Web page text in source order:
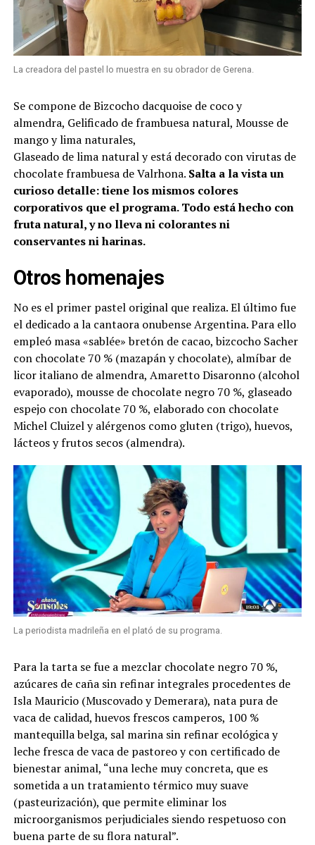
La creadora del pastel lo muestra en su obrador de Gerena.
Se compone de Bizcocho dacquoise de coco y
almendra, Gelificado de frambuesa natural, Mousse de
mango y lima naturales,
Glaseado de lima natural y está decorado con virutas de
chocolate frambuesa de Valrhona. Salta a la vista un
curioso detalle: tiene los mismos colores
corporativos que el programa. Todo está hecho con
fruta natural, y no lleva ni colorantes ni
conservantes ni harinas.
Otros homenajes
No es el primer pastel original que realiza. El último fue
el dedicado a la cantaora onubense Argentina. Para ello
empleó masa «sablée» bretón de cacao, bizcocho Sacher
con chocolate 70 % (mazapán y chocolate), almíbar de
licor italiano de almendra, Amaretto Disaronno (alcohol
evaporado), mousse de chocolate negro 70 %, glaseado
espejo con chocolate 70 %, elaborado con chocolate
Michel Cluizel y alérgenos como gluten (trigo), huevos,
lácteos y frutos secos (almendra).
La periodista madrileña en el plató de su programa.
Para la tarta se fue a mezclar chocolate negro 70 %,
azúcares de caña sin refinar integrales procedentes de
Isla Mauricio (Muscovado y Demerara), nata pura de
vaca de calidad, huevos frescos camperos, 100 %
mantequilla belga, sal marina sin refinar ecológica y
leche fresca de vaca de pastoreo y con certificado de
bienestar animal, “una leche muy concreta, que es
sometida a un tratamiento térmico muy suave
(pasteurización), que permite eliminar los
microorganismos perjudiciales siendo respetuoso con
buena parte de su flora natural”.